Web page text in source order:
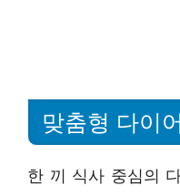
맞춤형 다이
한 끼 식사 중심의